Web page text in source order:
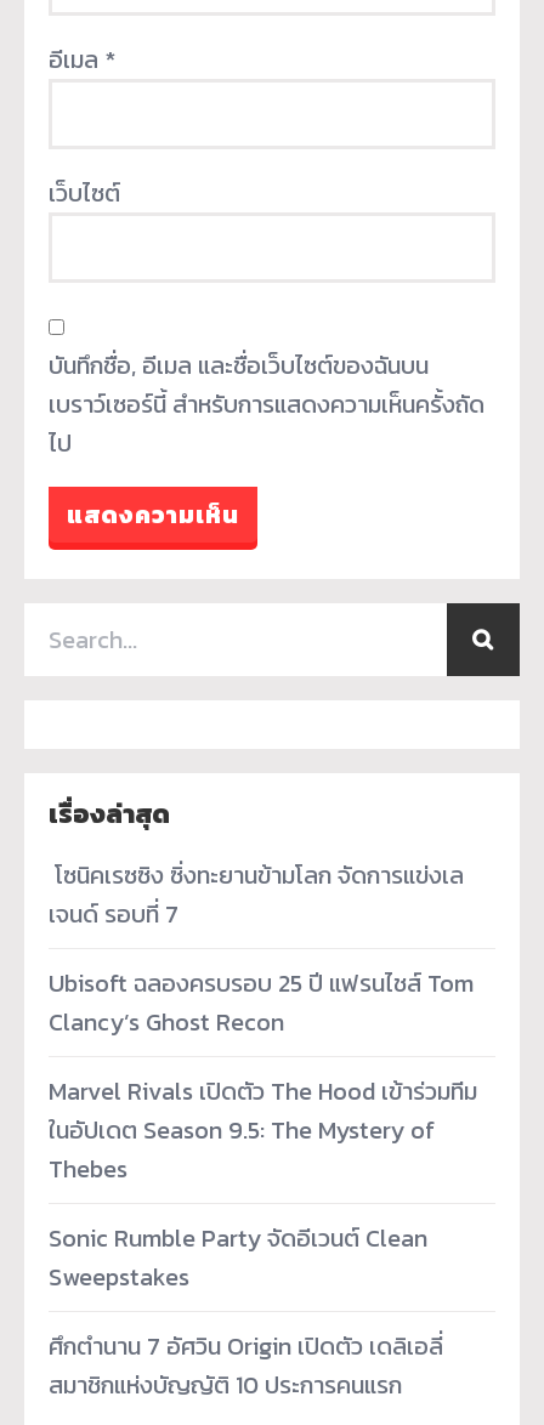
อีเมล *
เว็บไซต์
บันทึกชื่อ, อีเมล และชื่อเว็บไซต์ของฉันบน
เบราว์เซอร์นี้ สำหรับการแสดงความเห็นครั้งถัด
ไป
เรื่องล่าสุด
­ โซนิคเรซซิง ซิ่งทะยานข้ามโลก จัดการแข่งเล
เจนด์ รอบที่ 7
Ubisoft ฉลองครบรอบ 25 ปี แฟรนไชส์ Tom
Clancy’s Ghost Recon
Marvel Rivals เปิดตัว The Hood เข้าร่วมทีม
ในอัปเดต Season 9.5: The Mystery of
Thebes
Sonic Rumble Party จัดอีเวนต์ Clean
Sweepstakes
ศึกตำนาน 7 อัศวิน Origin เปิดตัว เดลิเอลี่
สมาชิกแห่งบัญญัติ 10 ประการคนแรก